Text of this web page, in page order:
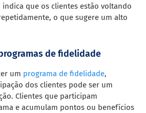
indica que os clientes estão voltando
o que sugere um alto
de fidelidade
um programa de fidelidade,
dos clientes pode ser um
Clientes que participam
e acumulam pontos ou benefícios